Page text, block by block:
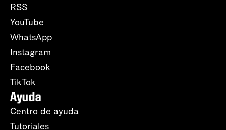
RSS
YouTube
WhatsApp
Instagram
Facebook
TikTok
Ayuda
Centro de ayuda
Tutoriales